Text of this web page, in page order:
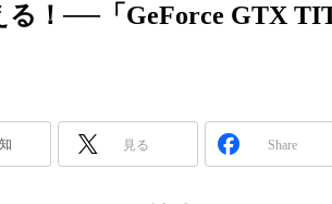
る！──「GeForce GTX
見る Share